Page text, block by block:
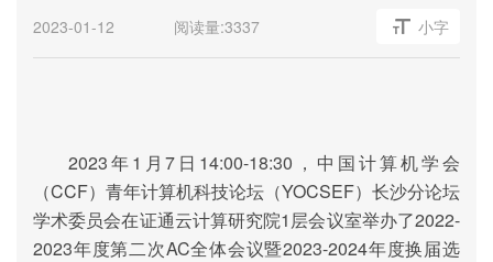
2023-01-12 阅读量:3337 小字
2023年1 月7 日 14:00-18:30 ， 中国计算机学会
（CCF）青年计算机科技论坛（YOCSEF）长沙分论坛
学术委员会在证通云计算研究院1层会议室举办了2022-
2023年度第二次AC全体会议暨2023-2024年度换届选